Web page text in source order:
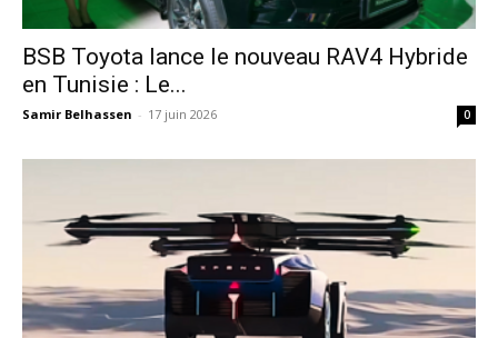
​BSB Toyota lance le nouveau RAV4 Hybride
en Tunisie : Le...
Samir Belhassen - 17 juin 2026 0